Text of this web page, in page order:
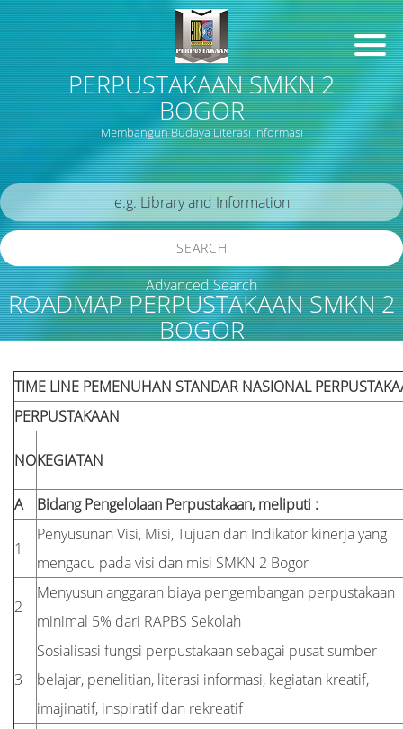
PERPUSTAKAAN SMKN 2
BOGOR
Membangun Budaya Literasi Informasi
ROADMAP PERPUSTAKAAN SMKN 2
BOGOR
SEARCH
Advanced Search
TIME LINE PEMENUHAN STANDAR NASIONAL
PERPUSTAKAAN
NOKEGIATAN
A Bidang Pengelolaan Perpustakaan, meliputi :
1
Penyusunan Visi, Misi, Tujuan dan Indikator kinerja yang
mengacu pada visi dan misi SMKN 2 Bogor
2
Menyusun anggaran biaya pengembangan perpustakaan
minimal 5% dari RAPBS Sekolah
3
Sosialisasi fungsi perpustakaan sebagai pusat sumber
belajar, penelitian, literasi informasi, kegiatan kreatif,
imajinatif, inspiratif dan rekreatif